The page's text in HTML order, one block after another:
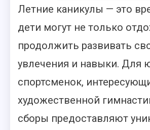
Летние каникулы — это
дети могут не только
продолжить развивать
увлечения и навыки. Для
спортсменок,
художественной
сборы предоставляют